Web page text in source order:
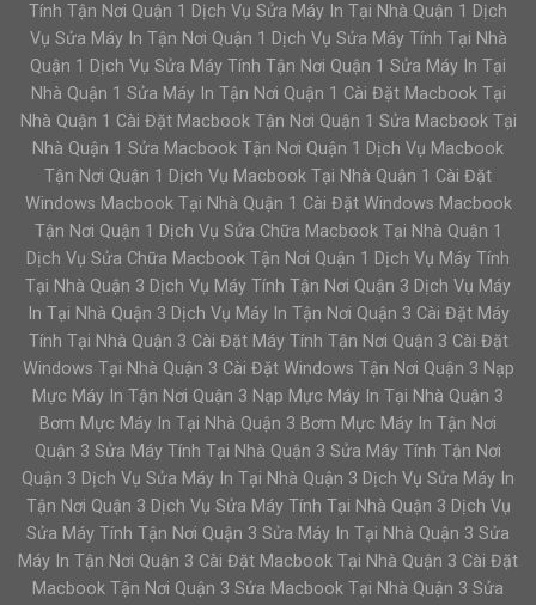
Tính Tận Nơi Quận 1 Dịch Vụ Sửa Máy In Tại Nhà Quận 1 Dịch
Vụ Sửa Máy In Tận Nơi Quận 1 Dịch Vụ Sửa Máy Tính Tại Nhà
Quận 1 Dịch Vụ Sửa Máy Tính Tận Nơi Quận 1 Sửa Máy In Tại
Nhà Quận 1 Sửa Máy In Tận Nơi Quận 1 Cài Đặt Macbook Tại
Nhà Quận 1 Cài Đặt Macbook Tận Nơi Quận 1 Sửa Macbook Tại
Nhà Quận 1 Sửa Macbook Tận Nơi Quận 1 Dịch Vụ Macbook
Tận Nơi Quận 1 Dịch Vụ Macbook Tại Nhà Quận 1 Cài Đặt
Windows Macbook Tại Nhà Quận 1 Cài Đặt Windows Macbook
Tận Nơi Quận 1 Dịch Vụ Sửa Chữa Macbook Tại Nhà Quận 1
Dịch Vụ Sửa Chữa Macbook Tận Nơi Quận 1 Dịch Vụ Máy Tính
Tại Nhà Quận 3 Dịch Vụ Máy Tính Tận Nơi Quận 3 Dịch Vụ Máy
In Tại Nhà Quận 3 Dịch Vụ Máy In Tận Nơi Quận 3 Cài Đặt Máy
Tính Tại Nhà Quận 3 Cài Đặt Máy Tính Tận Nơi Quận 3 Cài Đặt
Windows Tại Nhà Quận 3 Cài Đặt Windows Tận Nơi Quận 3 Nạp
Mực Máy In Tận Nơi Quận 3 Nạp Mực Máy In Tại Nhà Quận 3
Bơm Mực Máy In Tại Nhà Quận 3 Bơm Mực Máy In Tận Nơi
Quận 3 Sửa Máy Tính Tại Nhà Quận 3 Sửa Máy Tính Tận Nơi
Quận 3 Dịch Vụ Sửa Máy In Tại Nhà Quận 3 Dịch Vụ Sửa Máy In
Tận Nơi Quận 3 Dịch Vụ Sửa Máy Tính Tại Nhà Quận 3 Dịch Vụ
Sửa Máy Tính Tận Nơi Quận 3 Sửa Máy In Tại Nhà Quận 3 Sửa
Máy In Tận Nơi Quận 3 Cài Đặt Macbook Tại Nhà Quận 3 Cài Đặt
Macbook Tận Nơi Quận 3 Sửa Macbook Tại Nhà Quận 3 Sửa